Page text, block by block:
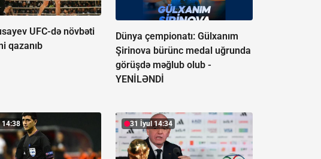
UFC-də növbəti
qazanıb
Dünya çempionatı: Gülxanım
Şirinova bürünc medal uğrunda
görüşdə məğlub olub -
YENİLƏNDİ
14:38 31 İyul 14:34